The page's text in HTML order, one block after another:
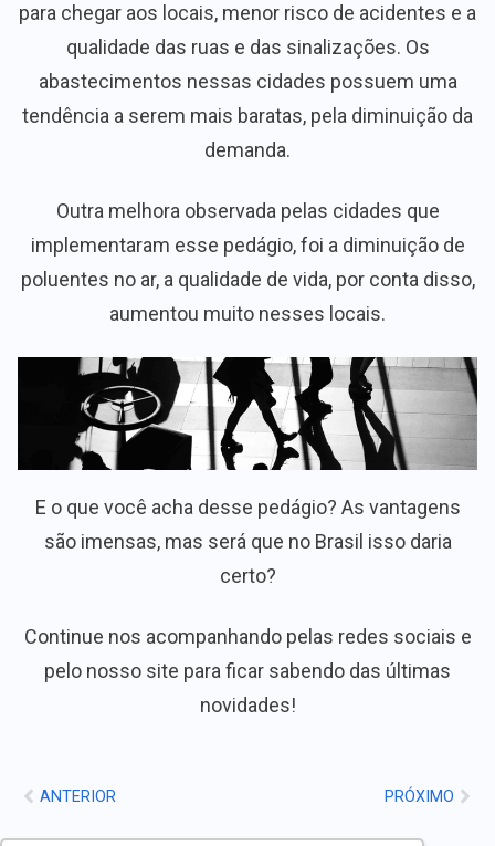
para chegar aos locais, menor risco de acidentes e a
qualidade das ruas e das sinalizações. Os
abastecimentos nessas cidades possuem uma
tendência a serem mais baratas, pela diminuição da
demanda.
Outra melhora observada pelas cidades que
implementaram esse pedágio, foi a diminuição de
poluentes no ar, a qualidade de vida, por conta disso,
aumentou muito nesses locais.
E o que você acha desse pedágio? As vantagens
são imensas, mas será que no Brasil isso daria
certo?
Continue nos acompanhando pelas redes sociais e
pelo nosso site para ficar sabendo das últimas
novidades!
ANTERIOR PRÓXIMO